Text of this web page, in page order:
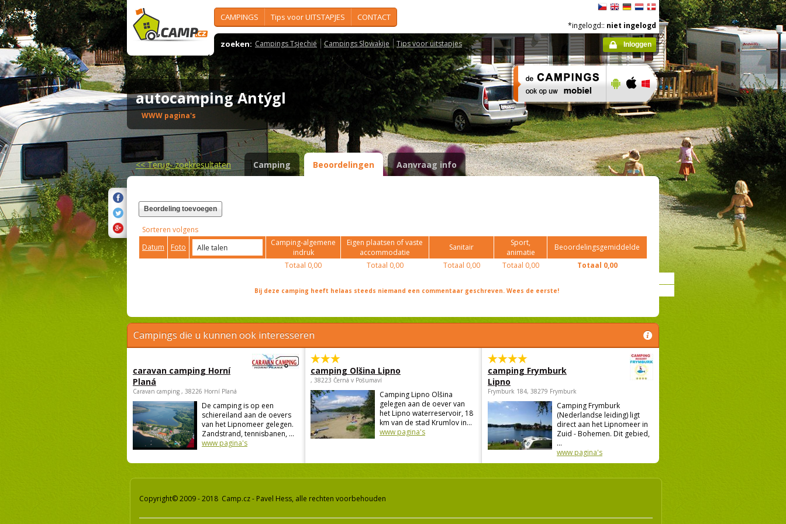
CAMPINGS Tips voor UITSTAPJES CONTACT
zoeken: Campings Tsjechië Campings Slowakije Tips voor uitstapjes
*ingelogd:: niet ingelogd
Inloggen
autocamping Antýgl
WWW pagina's
<<Terug- zoekresultaten Camping Beoordelingen Aanvraag info
Beordeling toevoegen
Sorteren volgens
Datum
Foto
Camping-algemene
indruk
Eigen plaatsen of vaste
accommodatie
Sanitair
Sport,
animatie
Beoordelingsgemiddelde
Totaal 0,00 Totaal 0,00 Totaal 0,00 Totaal 0,00 Totaal 0,00
Bij deze camping heeft helaas steeds niemand een commentaar geschreven. Wees de eerste!
Campings die u kunnen ook interesseren
caravan camping Horní
Planá
Caravan camping , 38226 Horní Planá
De camping is op een
schiereiland aan de oevers
van het Lipnomeer gelegen.
Zandstrand, tennisbanen, ...
www pagina's
camping Olšina Lipno
, 38223 Černá v Pošumaví
Camping Lipno Olšina
gelegen aan de oever van
het Lipno waterreservoir, 18
km van de stad Krumlov in...
www pagina's
camping Frymburk
Lipno
Frymburk 184, 38279 Frymburk
Camping Frymburk
(Nederlandse leiding) ligt
direct aan het Lipnomeer in
Zuid - Bohemen. Dit gebied,
...
www pagina's
Copyright© 2009 - 2018 Camp.cz - Pavel Hess, alle rechten voorbehouden